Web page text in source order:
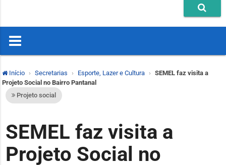
Início Secretarias Esporte, Lazer e Cultura
SEMEL faz visita a
Projeto Social no Bairro Pantanal
Projeto social
SEMEL faz visita a
Projeto Social no